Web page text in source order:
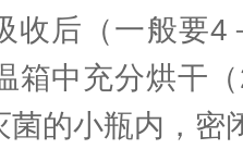
收后（一般要4
箱中充分烘干
菌的小瓶内，密